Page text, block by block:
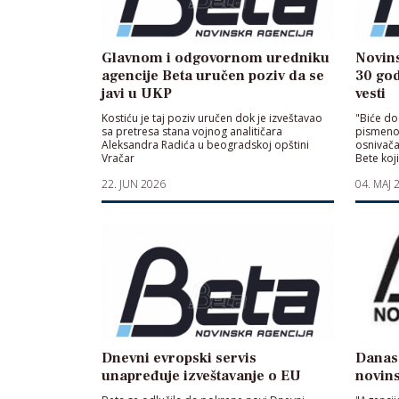
Glavnom i odgovornom uredniku
agencije Beta uručen poziv da se
javi u UKP
Kostiću je taj poziv uručen dok je izveštavao
sa pretresa stana vojnog analitičara
Aleksandra Radića u beogradskoj opštini
Vračar
22. JUN 2026
30
vesti
"Biće
Bete
04. MAJ
Dnevni evropski servis
unapređuje izveštavanje o EU